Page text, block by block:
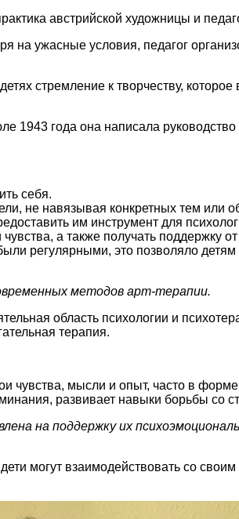
австрийской художницы и
на ужасные условия, педагог
стремление к творчеству,
1943 года она написала
себя.
не навязывая конкретных тем или
им инструмент для
а также получать поддержку
регулярными, это позволяло детям
методов арт-терапии.
область психологии и
терапия.
чувства, мысли и опыт, часто в
развивает навыки борьбы со
на поддержку их
могут взаимодействовать со